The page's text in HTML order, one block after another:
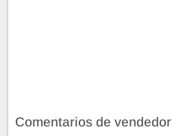
Comentarios de vendedor